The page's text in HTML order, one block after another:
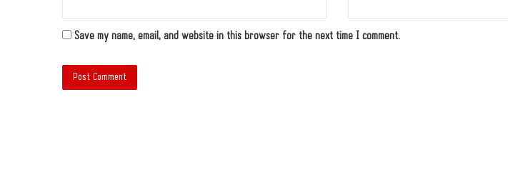
Save my name, email, and website in this browser for the next time I comment.